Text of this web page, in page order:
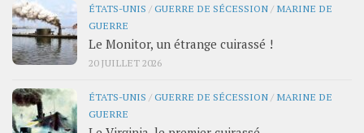
ÉTATS-UNIS /GUERRE DE SÉCESSION / MARINE DE
GUERRE
Le Monitor, un étrange cuirassé !
20 JUILLET 2026
ÉTATS-UNIS /GUERRE DE SÉCESSION / MARINE DE
GUERRE